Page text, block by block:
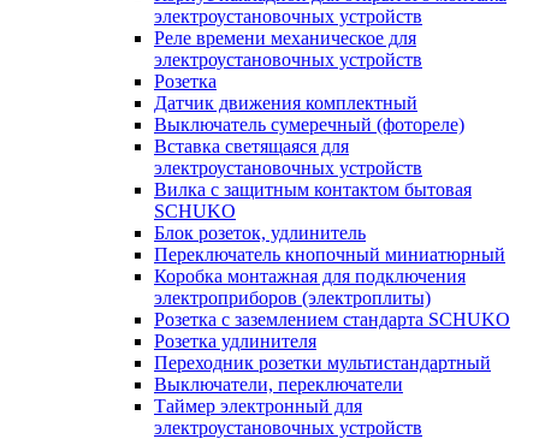
электроустановочных устройств
Реле времени механическое для
электроустановочных устройств
Розетка
Датчик движения комплектный
Выключатель сумеречный (фотореле)
Вставка светящаяся для
электроустановочных устройств
Вилка с защитным контактом бытовая
SCHUKO
Блок розеток, удлинитель
Переключатель кнопочный миниатюрный
Коробка монтажная для подключения
электроприборов (электроплиты)
Розетка с заземлением стандарта SCHUKO
Розетка удлинителя
Переходник розетки мультистандартный
Выключатели, переключатели
Таймер электронный для
электроустановочных устройств